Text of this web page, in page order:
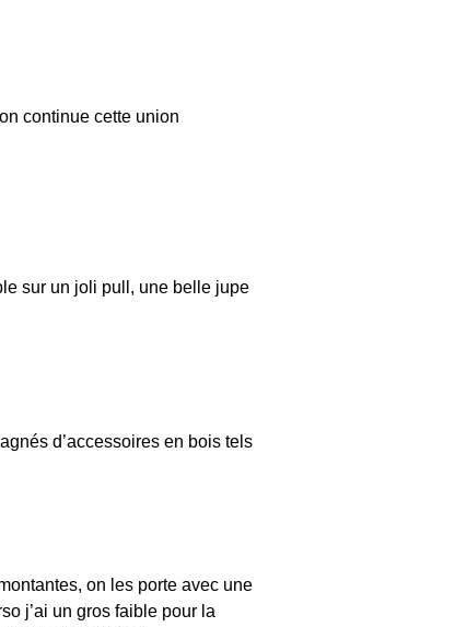
continue cette union
sur un joli pull, une belle jupe
d’accessoires en bois tels
on les porte avec une
j’ai un gros faible pour la